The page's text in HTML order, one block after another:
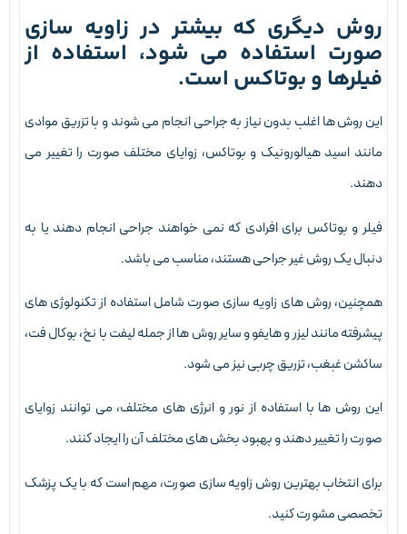
دیگری که بیشتر در زاویه سازی
استفاده می شود، استفاده از
و بوتاکس است.
روش ها اغلب بدون نیاز به جراحی انجام می شوند و با تزریق موادی
اسید هیالورونیک و بوتاکس، زوایای مختلف صورت را تغییر می
و بوتاکس برای افرادی که نمی خواهند جراحی انجام دهند یا به
یک روش غیر جراحی هستند، مناسب می باشد.
روش های زاویه سازی صورت شامل استفاده از تکنولوژی های
مانند لیزر و هایفو و سایر روش ها از جمله لیفت با نخ، بوکال فت،
غبغب، تزریق چربی نیز می شود.
روش ها با استفاده از نور و انرژی های مختلف، می توانند زوایای
را تغییر دهند و بهبود بخش های مختلف آن را ایجاد کنند.
انتخاب بهترین روش زاویه سازی صورت، مهم است که با یک پزشک
مشورت کنید.